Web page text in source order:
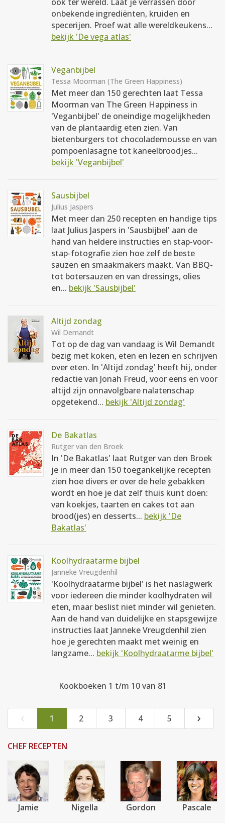
onbekende ingrediënten, kruiden en
specerijen. Proef wat alle wereldkeukens...
bekijk 'De vega atlas'
Veganbijbel
Tessa Moorman (The Green Happiness)
Met meer dan 150 gerechten laat Tessa
Moorman van The Green Happiness in
'Veganbijbel' de oneindige mogelijkheden
van de plantaardig eten zien. Van
bietenburgers tot chocolademousse en van
pompoenlasagne tot kaneelbroodjes...
bekijk 'Veganbijbel'
Sausbijbel
Julius Jaspers
Met meer dan 250 recepten en handige tips
laat Julius Jaspers in 'Sausbijbel' aan de
hand van heldere instructies en stap-voor-
stap-fotografie zien hoe zelf de beste
sauzen en smaakmakers maakt. Van BBQ-
tot botersauzen en van dressings, olies
en... bekijk 'Sausbijbel'
Altijd zondag
Wil Demandt
Tot op de dag van vandaag is Wil Demandt
bezig met koken, eten en lezen en schrijven
over eten. In 'Altijd zondag' heeft hij, onder
redactie van Jonah Freud, voor eens en voor
altijd zijn onnavolgbare nalatenschap
opgetekend... bekijk 'Altijd zondag'
De Bakatlas
Rutger van den Broek
In 'De Bakatlas' laat Rutger van den Broek
je in meer dan 150 toegankelijke recepten
zien hoe divers er over de hele gebakken
wordt en hoe je dat zelf thuis kunt doen:
van koekjes, taarten en cakes tot aan
brood(jes) en desserts... bekijk 'De
Bakatlas'
Koolhydraatarme bijbel
Janneke Vreugdenhil
'Koolhydraatarme bijbel' is het naslagwerk
voor iedereen die minder koolhydraten wil
eten, maar beslist niet minder wil genieten.
Aan de hand van duidelijke en stapsgewijze
instructies laat Janneke Vreugdenhil zien
hoe je gerechten maakt met weinig en
langzame... bekijk 'Koolhydraatarme bijbel'
Kookboeken 1 t/m 10 van 81
‹ 1 2 3 4 5 ›
CHEF RECEPTEN
Jamie Nigella Gordon Pascale